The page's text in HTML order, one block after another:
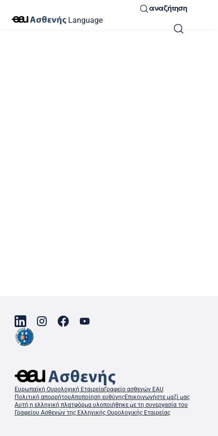
Language
αναζήτηση
Ευρωπαϊκή Ουρολογική ΕταιρείαΓραφείο ασθενών EAU
Πολιτική απορρήτουΑποποίηση ευθύνηςΕπικοινωνήστε μαζί μας
Αυτή η ελληνική πλατφόρμα υλοποιήθηκε με τη συνεργασία του
Γραφείου Ασθενών της Ελληνικής Ουρολογικής Εταιρείας